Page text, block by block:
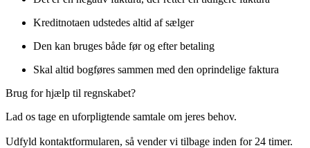
Kreditnotaen udstedes altid af sælger
Den kan bruges både før og efter betaling
Skal altid bogføres sammen med den oprindelige faktura
Brug for hjælp til regnskabet?
Lad os tage en uforpligtende samtale om jeres behov.
Udfyld kontaktformularen, så vender vi tilbage inden for 24 timer.
Præferencer ▼